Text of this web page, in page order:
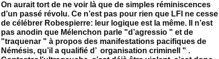
On aurait tort de ne voir là que de simples réminiscences
d’un passé révolu. Ce n’est pas pour rien que LFI ne cesse
de célébrer Robespierre: leur logique est la même. Il n’est
pas anodin que Mélenchon parle "d’agressio " et de
"traquenar " à propos des manifestations pacifiques de
Némésis, qu’il a qualifié d’ organisation criminell " .